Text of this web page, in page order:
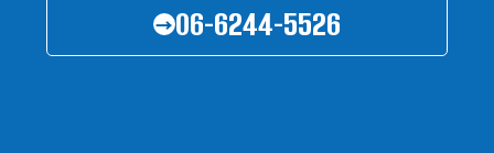
→06-6244-5526